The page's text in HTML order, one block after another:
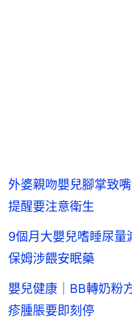
外婆親吻嬰兒腳掌致
提醒要注意衛生
9個月大嬰兒嗜睡尿量
保姆涉餵安眠藥
嬰兒健康｜BB轉奶粉
疹腫脹要即刻停